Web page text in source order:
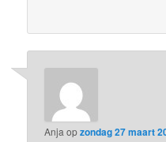
Anja opzondag 27 maart